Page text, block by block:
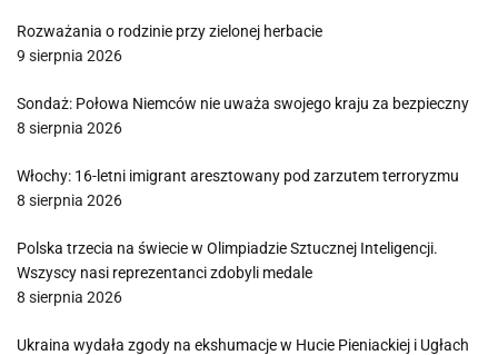
Rozważania o rodzinie przy zielonej herbacie
9 sierpnia 2026
Sondaż: Połowa Niemców nie uważa swojego kraju za bezpieczny
8 sierpnia 2026
Włochy: 16-letni imigrant aresztowany pod zarzutem terroryzmu
8 sierpnia 2026
Polska trzecia na świecie w Olimpiadzie Sztucznej Inteligencji.
Wszyscy nasi reprezentanci zdobyli medale
8 sierpnia 2026
Ukraina wydała zgody na ekshumacje w Hucie Pieniackiej i Ugłach